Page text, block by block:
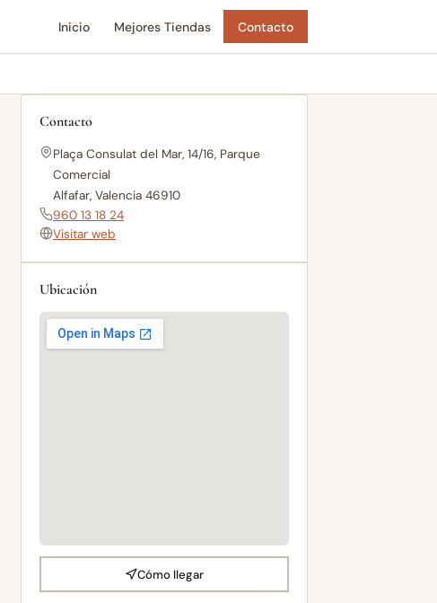
Inicio Mejores Tiendas Contacto
Contacto
Plaça Consulat del Mar, 14/16, Parque
Comercial
Alfafar, Valencia 46910
960 13 18 24
Visitar web
Ubicación
Cómo llegar